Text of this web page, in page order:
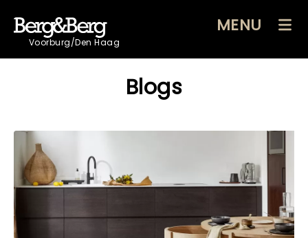
Voorburg/Den Haag
MENU
Blogs